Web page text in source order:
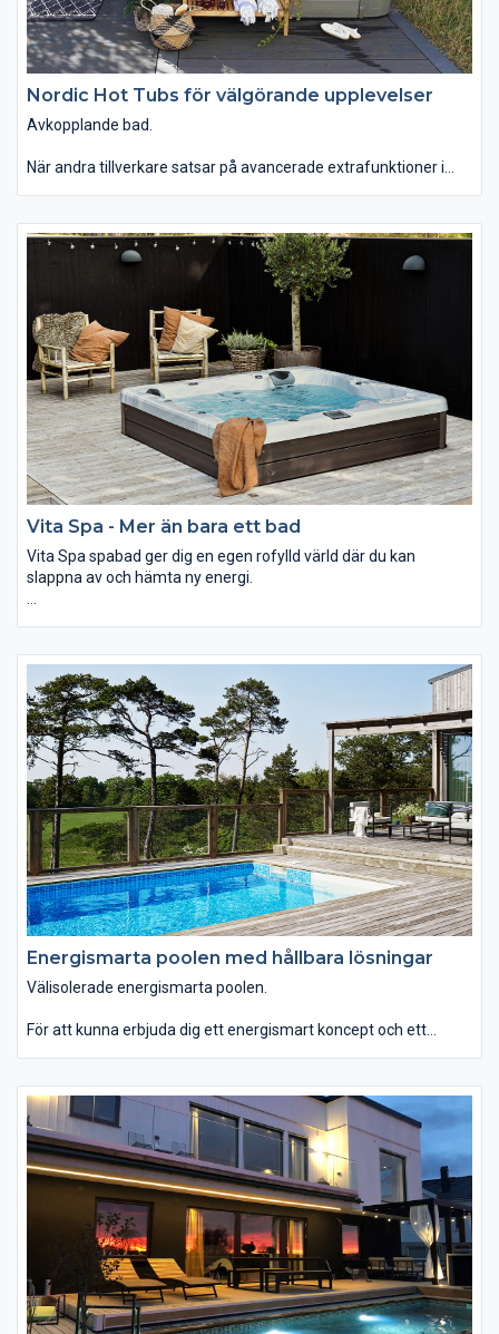
Nordic Hot Tubs för välgörande upplevelser
Avkopplande bad.
När andra tillverkare satsar på avancerade extrafunktioner i
naturligt välgörande upplevelse.
Vita Spa - Mer än bara ett bad
Vita Spa spabad ger dig en egen rofylld värld där du kan
slappna av och hämta ny energi.
funktioner.
Du känner igen Vita Spa på de vackra och väldesignade
detaljerna. Bland annat har alla modeller eleganta rostfria
jetmunstycken som standard.
När du väljer Vita Spa får du högsta kvalitet på materialvalen
men också på vattenkvaliteten.
Energismarta poolen med hållbara lösningar
Välisolerade energismarta poolen.
För att kunna erbjuda dig ett energismart koncept och ett
Tack vare utfallet från denna energiberäkning har vi skapat ett
energismart poolpaket med Dura poolstomme och
energismarta tillbehör. Helt enkelt en hållbar lösning till just din
pool.